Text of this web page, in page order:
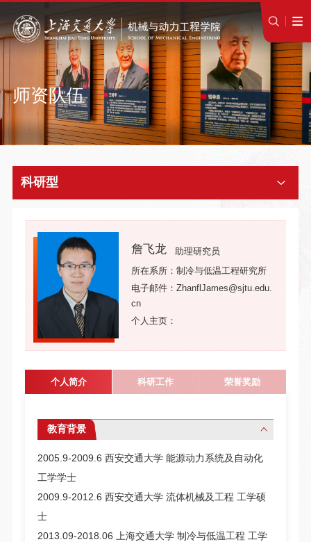
师资队伍
科研型
詹飞龙
助理研究员
所在系所：制冷与低温工程研究所
电子邮件：ZhanflJames@sjtu.edu.
cn
个人主页：
个人简介 科研工作 荣誉奖励
教育背景
2005.9-2009.6 西安交通大学 能源动力系统及自动化
工学学士
2009.9-2012.6 西安交通大学 流体机械及工程 工学硕
士
2013.09-2018.06 上海交通大学 制冷与低温工程 工学